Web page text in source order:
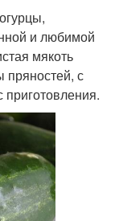
и любимой
мякоть
пряностей, с